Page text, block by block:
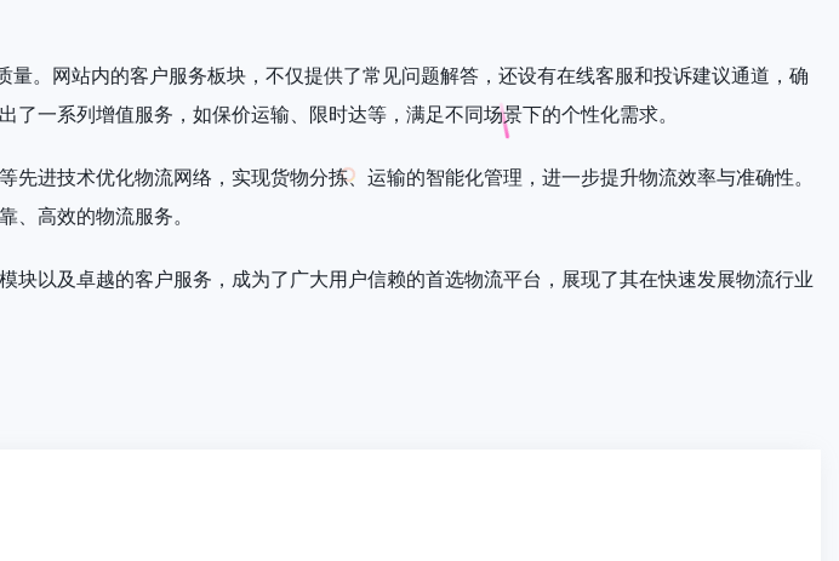
量。网站内的客户服务板块，不仅提供了常见问题解答，还设有在线客服和投诉建议通道，确
一系列增值服务，如保价运输、限时达等，满足不同场景下的个性化需求。
进技术优化物流网络，实现货物分拣、运输的智能化管理，进一步提升物流效率与准确性。
、高效的物流服务。
块以及卓越的客户服务，成为了广大用户信赖的首选物流平台，展现了其在快速发展物流行业